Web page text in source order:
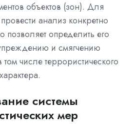
объектов (зон). Для
анализ конкретно
позволяет определить его
и смягчению
числе террористического
системы
мер